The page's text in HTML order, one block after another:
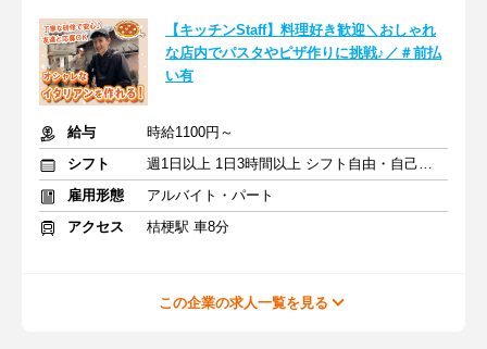
【キッチンStaff】料理好き歓迎＼おしゃれ
な店内でパスタやピザ作りに挑戦♪／＃前払
い有
給与
時給1100円～
シフト
週1日以上 1日3時間以上 シフト自由・自己申告
雇用形態
アルバイト・パート
アクセス
桔梗駅 車8分
この企業の求人一覧を見る